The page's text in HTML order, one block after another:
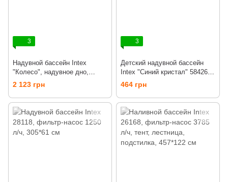
3
Надувной бассейн Intex
"Колесо", надувное дно,
56494, 229*56см
2 123 грн
3
Детский надувной бассейн
Intex "Синий кристал" 58426 ,
147*33см
464 грн